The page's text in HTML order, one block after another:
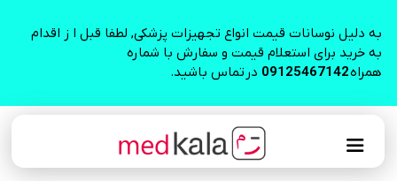
به دلیل نوسانات قیمت انواع تجهیزات پزشکی, لطفا قبل ا ز اقدام
به خرید برای استعلام قیمت و سفارش با شماره
همراه09125467142 در تماس باشید.